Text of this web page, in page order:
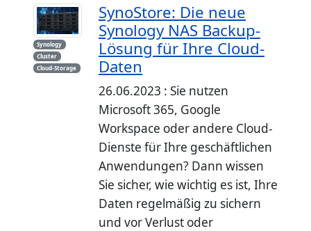
Synology
Cluster
Cloud-Storage
SynoStore: Die neue
Synology NAS Backup-
Lösung für Ihre Cloud-
Daten
26.06.2023 : Sie nutzen
Microsoft 365, Google
Workspace oder andere Cloud-
Dienste für Ihre geschäftlichen
Anwendungen? Dann wissen
Sie sicher, wie wichtig es ist, Ihre
Daten regelmäßig zu sichern
und vor Verlust oder